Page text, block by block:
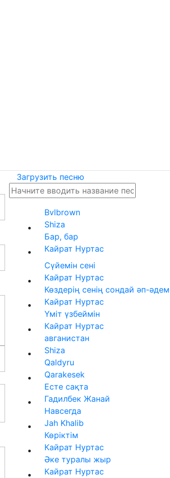
Загрузить песню
Bvlbrown
Shiza
Бар, бар
Кайрат Нуртас
Сүйемін сені
Кайрат Нуртас
Көздерің сенің сондай әп-
Кайрат Нуртас
Үміт үзбеймін
Кайрат Нуртас
авганистан
Shiza
Qaldyru
Qarakesek
Есте сақта
Гадилбек Жанай
Навсегда
Jah Khalib
Көріктім
Кайрат Нуртас
Әке туралы жыр
Кайрат Нуртас